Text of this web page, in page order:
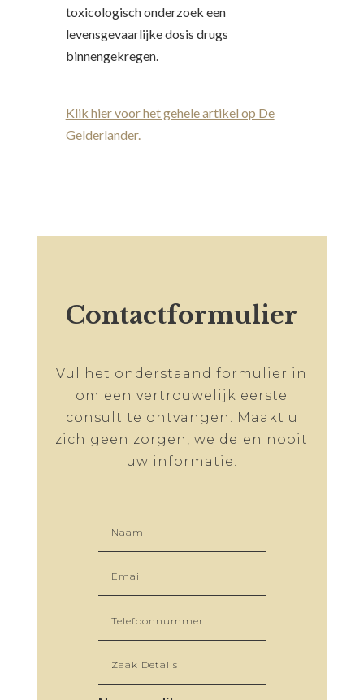
toxicologisch onderzoek een
levensgevaarlijke dosis drugs
binnengekregen.
Klik hier voor het gehele artikel op De
Gelderlander.
Contactformulier
Vul het onderstaand formulier in
om een vertrouwelijk eerste
consult te ontvangen. Maakt u
zich geen zorgen, we delen nooit
uw informatie.